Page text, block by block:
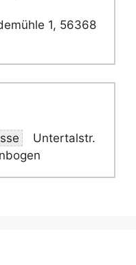
1, 56368
Untertalstr.